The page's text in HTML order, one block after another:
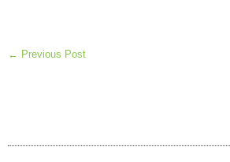
← Previous Post